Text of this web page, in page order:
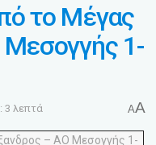
το Μέγας
1-
3 λεπτά AA